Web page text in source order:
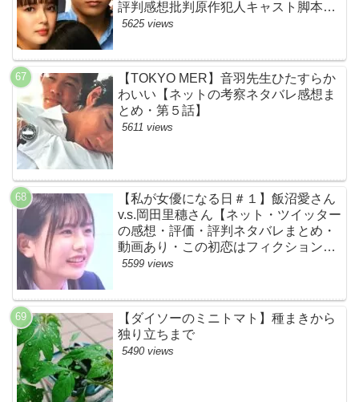
評判感想批判原作犯人キャスト脚本あ
らすじ伏線まとめ】
5625 views
【TOKYO MER】音羽先生ひたすらか
わいい【ネットの考察ネタバレ感想ま
とめ・第５話】
5611 views
【私が女優になる日＃１】飯沼愛さん
v.s.岡田里穗さん【ネット・ツイッター
の感想・評価・評判ネタバレまとめ・
動画あり・この初恋はフィクションで
す・初恋Ｆ】
5599 views
【ダイソーのミニトマト】種まきから
独り立ちまで
5490 views